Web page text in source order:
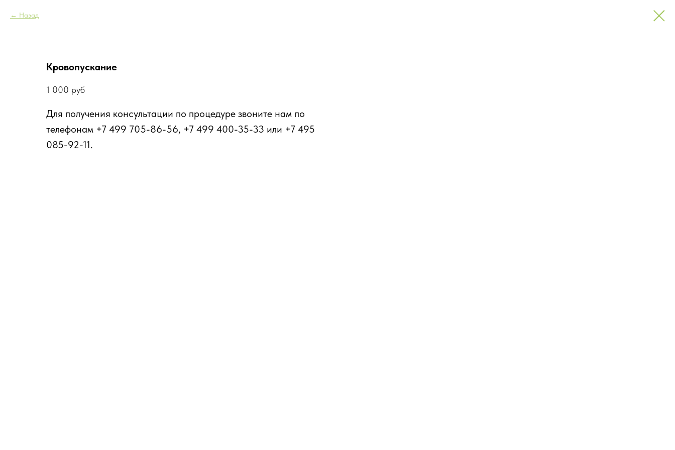
Назад
Кровопускание
1 000 руб
Для получения консультации по процедуре звоните нам по
телефонам +7 499 705-86-56, +7 499 400-35-33 или +7 495
085-92-11.